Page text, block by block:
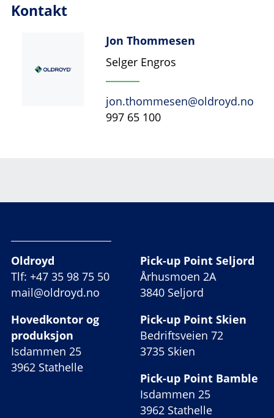
Kontakt
Jon Thommesen
Selger Engros
jon.thommesen@oldroyd.no
997 65 100
Oldroyd
Tlf: +47 35 98 75 50
mail@oldroyd.no
Hovedkontor og
produksjon
Isdammen 25
3962 Stathelle
Pick-up Point Seljord
Århusmoen 2A
3840 Seljord
Pick-up Point Skien
Bedriftsveien 72
3735 Skien
Pick-up Point Bamble
Isdammen 25
3962 Stathelle